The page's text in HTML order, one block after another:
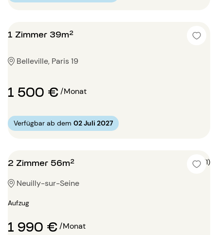
1 Zimmer 39m²
Belleville, Paris 19
1 500 €/Monat
Verfügbar ab dem 02 Juli 2027
2 Zimmer 56m² 5 (1)
Neuilly-sur-Seine
Aufzug
1 990 €/Monat